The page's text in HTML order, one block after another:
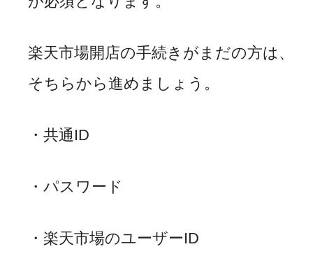
楽天市場開店の手続きがまだの方は、
そちらから進めましょう。
・共通 ID
・パスワード
・楽天市場のユーザーID